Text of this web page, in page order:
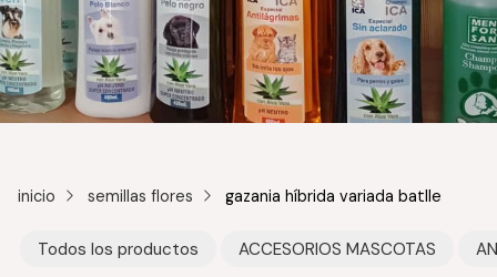
inicio semillas flores gazania híbrida variada batlle
Todos los productos ACCESORIOS MASCOTAS